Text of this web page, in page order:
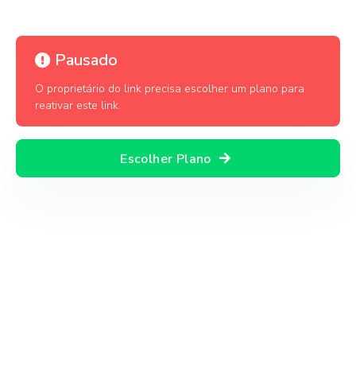
Pausado
O proprietário do link precisa escolher um plano para
reativar este link.
Escolher Plano